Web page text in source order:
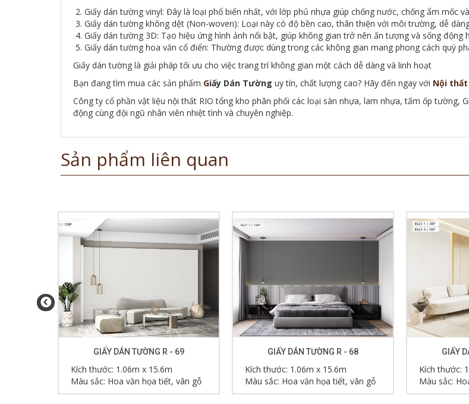
2. Giấy dán tường vinyl: Đây là loại phổ biến nhất, với lớp phủ nhựa giúp chống nước, chống ẩm mốc
3. Giấy dán tường không dệt (Non-woven): Loại này có độ bền cao, thân thiện với môi trường, dễ
4. Giấy dán tường 3D: Tạo hiệu ứng hình ảnh nổi bật, giúp không gian trở nên ấn tượng và sống động
5. Giấy dán tường hoa văn cổ điển: Thường được dùng trong các không gian mang phong cách quý
Giấy dán tường là giải pháp tối ưu cho việc trang trí không gian một cách dễ dàng và linh hoạt
Bạn đang tìm mua các sản phẩm Giấy Dán Tường uy tín, chất lượng cao? Hãy đến ngay với Nội thất
Công ty cổ phần vật liệu nội thất RIO tổng kho phân phối các loại sàn nhựa, lam nhựa, tấm ốp tường,
động cùng đội ngũ nhân viên nhiệt tình và chuyên nghiệp.
Sản phẩm liên quan
GIẤY DÁN TƯỜNG R - 69
Kích thước: 1.06m x 15.6m
Màu sắc: Hoa văn họa tiết, vân gỗ
GIẤY DÁN TƯỜNG R - 68
Kích thước: 1.06m x 15.6m
Màu sắc: Hoa văn họa tiết, vân gỗ
GIẤY
Kích thước:
Màu sắc: